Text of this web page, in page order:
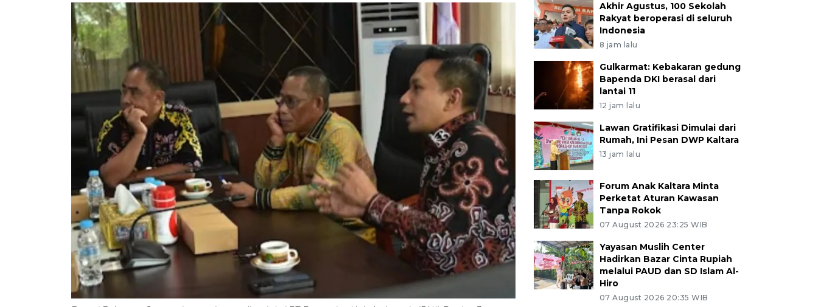
Akhir Agustus, 100 Sekolah
Rakyat beroperasi di seluruh
Indonesia
8 jam lalu
Gulkarmat: Kebakaran gedung
Bapenda DKI berasal dari
lantai 11
12 jam lalu
Lawan Gratifikasi Dimulai dari
Rumah, Ini Pesan DWP Kaltara
13 jam lalu
Forum Anak Kaltara Minta
Perketat Aturan Kawasan
Tanpa Rokok
07 August 2026 23:25 WIB
Yayasan Muslih Center
Hadirkan Bazar Cinta Rupiah
melalui PAUD dan SD Islam Al-
Hiro
07 August 2026 20:35 WIB